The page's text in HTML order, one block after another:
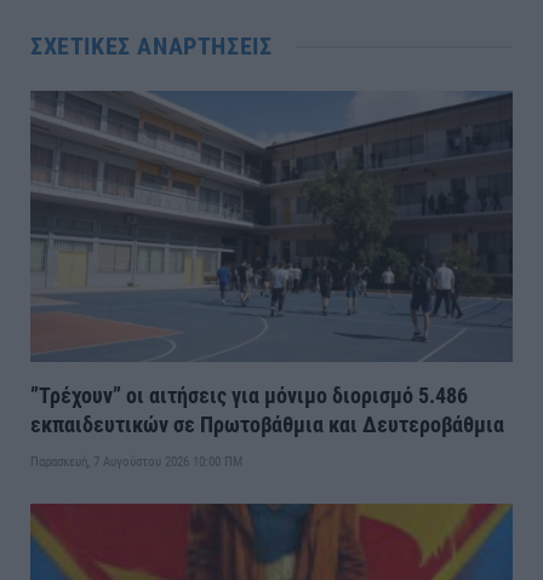
ΣΧΕΤΙΚΈΣ ΑΝΑΡΤΉΣΕΙΣ
”Τρέχουν” οι αιτήσεις για μόνιμο διορισμό 5.486
εκπαιδευτικών σε Πρωτοβάθμια και Δευτεροβάθμια
Παρασκευή, 7 Αυγούστου 2026 10:00 ΠΜ